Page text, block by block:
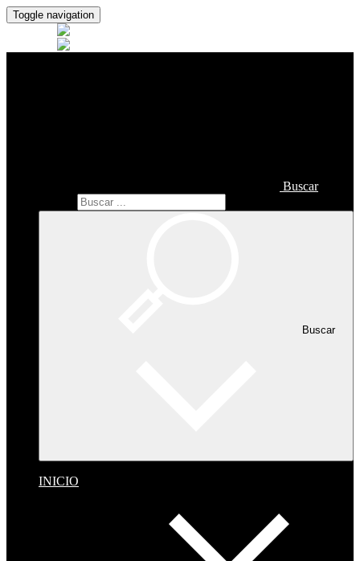
Toggle navigation
Buscar
Buscar
INICIO